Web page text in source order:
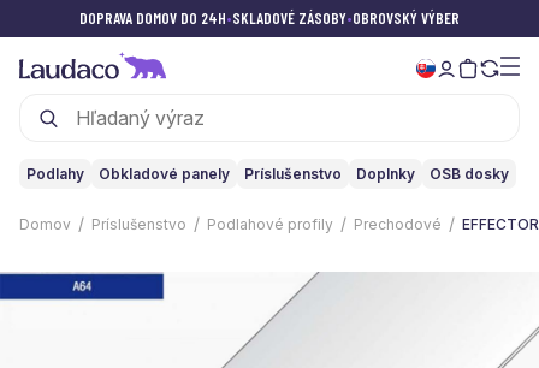
DOPRAVA DOMOV DO 24H•SKLADOVÉ ZÁSOBY•OBROVSKÝ VÝBER
Podlahy Obkladové panely Príslušenstvo Doplnky OSB dosky
Domov Príslušenstvo Podlahové profily Prechodové